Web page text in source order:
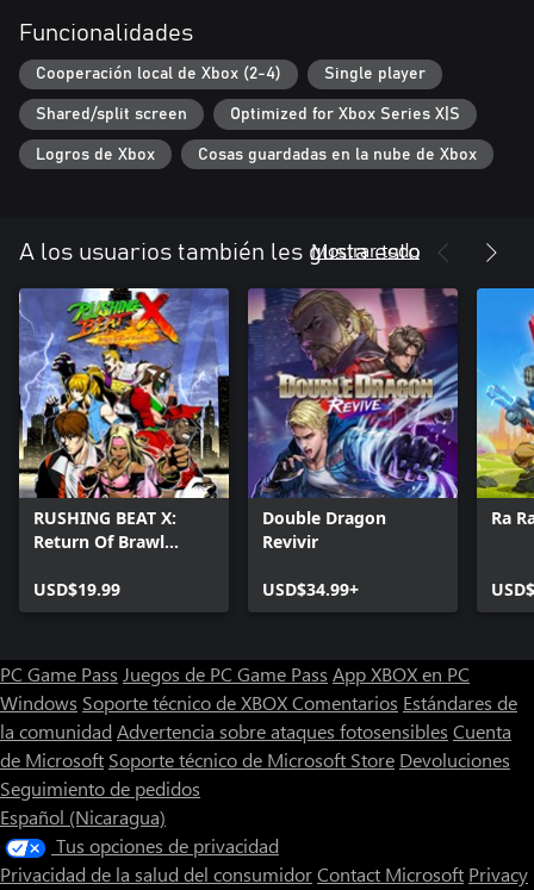
Funcionalidades
Cooperación local de Xbox (2-4) Single player
Shared/split screen Optimized for Xbox Series X|S
Logros de Xbox Cosas guardadas en la nube de Xbox
A los usuarios también les gusta esto
Mostrar todo
RUSHING BEAT X:
Return Of Brawl
USD$19.99
Double Dragon
Revivir
USD$34.99+
Ra
PC Game Pass Juegos de PC Game Pass App XBOX en PC
Windows Soporte técnico de XBOXComentarios Estándares de
la comunidad Advertencia sobre ataques fotosensibles Cuenta
de Microsoft Soporte técnico de Microsoft Store Devoluciones
Seguimiento de pedidos
Español (Nicaragua)
Tus opciones de privacidad
Privacidad de la salud del consumidorContact Microsoft Privacy